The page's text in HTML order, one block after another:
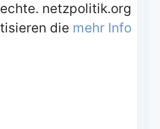
netzpolitik.org
die mehr Info